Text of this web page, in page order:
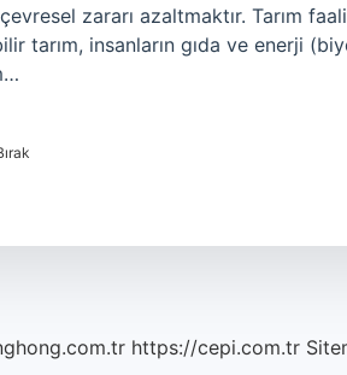
zararı azaltmaktır. Tarım
tarım, insanların gıda ve enerji
https://cepi.com.tr